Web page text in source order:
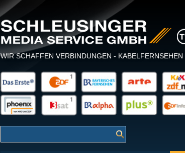
WIR SCHAFFEN VERBINDUNGEN -